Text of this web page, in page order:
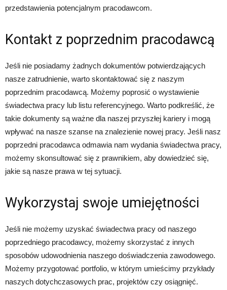
przedstawienia potencjalnym pracodawcom.
Kontakt z poprzednim pracodawcą
Jeśli nie posiadamy żadnych dokumentów potwierdzających
nasze zatrudnienie, warto skontaktować się z naszym
poprzednim pracodawcą. Możemy poprosić o wystawienie
świadectwa pracy lub listu referencyjnego. Warto podkreślić, że
takie dokumenty są ważne dla naszej przyszłej kariery i mogą
wpływać na nasze szanse na znalezienie nowej pracy. Jeśli nasz
poprzedni pracodawca odmawia nam wydania świadectwa pracy,
możemy skonsultować się z prawnikiem, aby dowiedzieć się,
jakie są nasze prawa w tej sytuacji.
Wykorzystaj swoje umiejętności
Jeśli nie możemy uzyskać świadectwa pracy od naszego
poprzedniego pracodawcy, możemy skorzystać z innych
sposobów udowodnienia naszego doświadczenia zawodowego.
Możemy przygotować portfolio, w którym umieścimy przykłady
naszych dotychczasowych prac, projektów czy osiągnięć.